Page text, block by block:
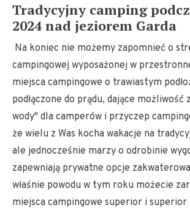
Tradycyjny camping
2024 nad jeziorem Garda
Na koniec nie możemy zapomnieć o
campingowej wyposażonej w
miejsca campingowe o trawiastym
podłączone do prądu, dające możliwość
wody" dla camperów i przyczep
że wielu z Was kocha wakacje na
ale jednocześnie marzy o odrobinie
zapewniają prywatne opcje
właśnie powodu w tym roku możecie
miejsca campingowe superior i superior